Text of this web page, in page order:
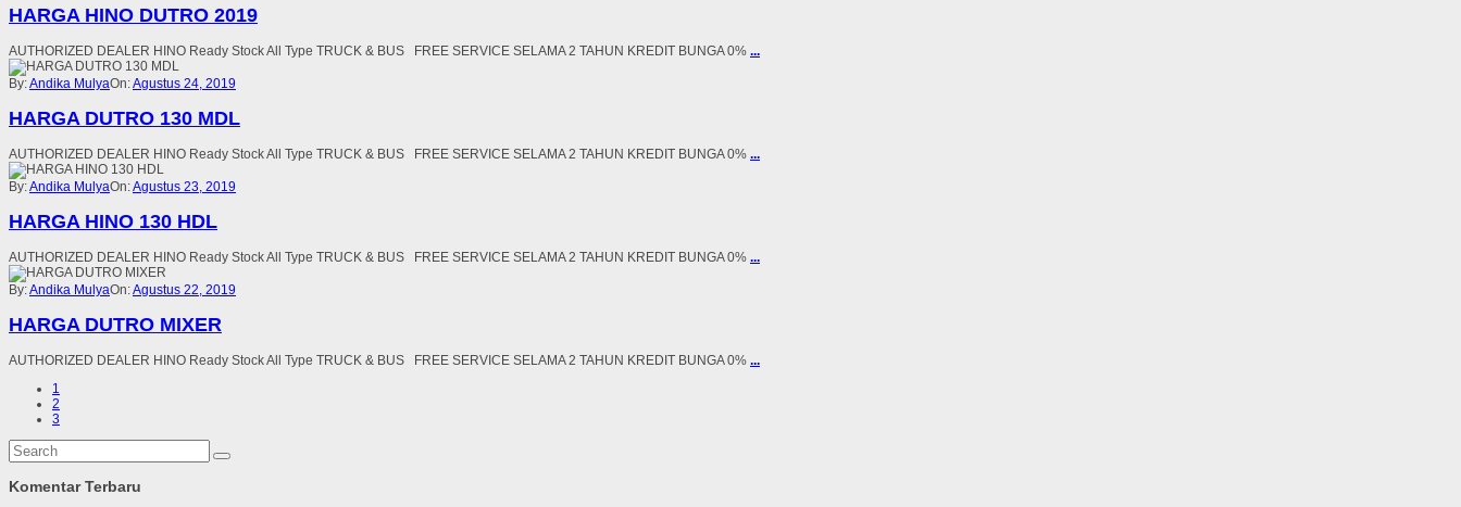
HARGA HINO DUTRO 2019
AUTHORIZED DEALER HINO Ready Stock All Type TRUCK & BUS FREE SERVICE SELAMA 2 TAHUN KREDIT BUNGA 0% ...
By:Andika MulyaOn:Agustus 24, 2019
HARGA DUTRO 130 MDL
AUTHORIZED DEALER HINO Ready Stock All Type TRUCK & BUS FREE SERVICE SELAMA 2 TAHUN KREDIT BUNGA 0% ...
By:Andika MulyaOn:Agustus 23, 2019
HARGA HINO 130 HDL
AUTHORIZED DEALER HINO Ready Stock All Type TRUCK & BUS FREE SERVICE SELAMA 2 TAHUN KREDIT BUNGA 0% ...
By:Andika MulyaOn:Agustus 22, 2019
HARGA DUTRO MIXER
AUTHORIZED DEALER HINO Ready Stock All Type TRUCK & BUS FREE SERVICE SELAMA 2 TAHUN KREDIT BUNGA 0% ...
1
2
3
Komentar Terbaru